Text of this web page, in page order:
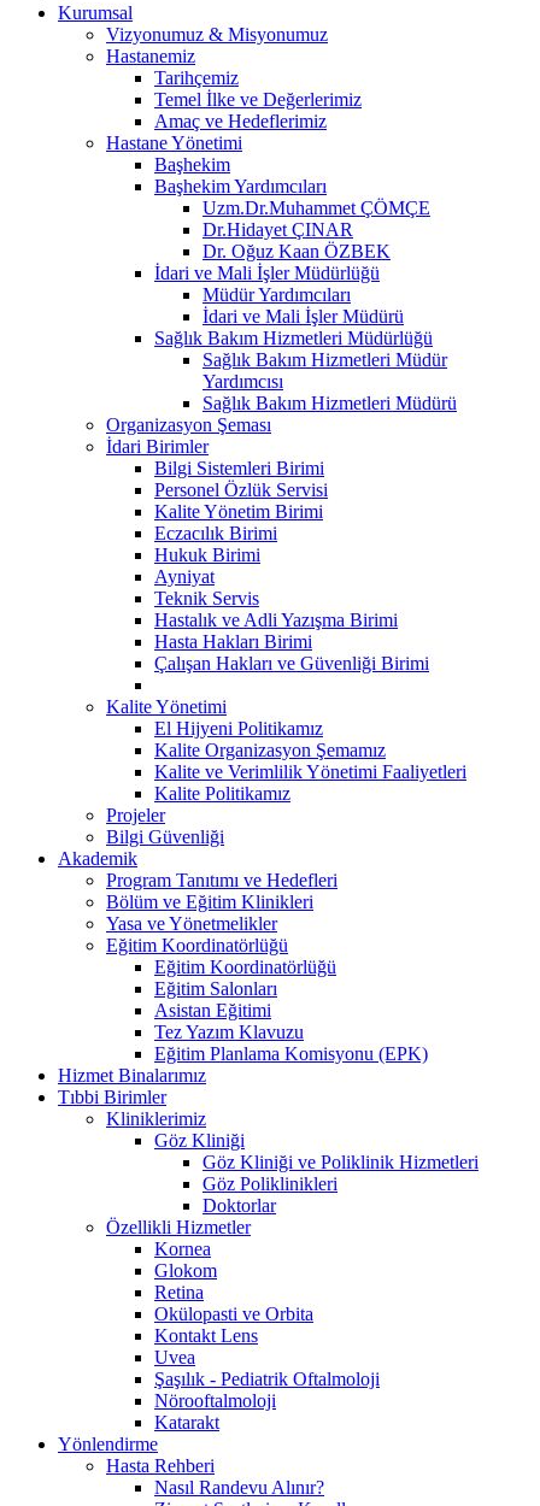
Kurumsal
Vizyonumuz & Misyonumuz
Hastanemiz
Tarihçemiz
Temel İlke ve Değerlerimiz
Amaç ve Hedeflerimiz
Hastane Yönetimi
Başhekim
Başhekim Yardımcıları
Uzm.Dr.Muhammet ÇÖMÇE
Dr.Hidayet ÇINAR
Dr. Oğuz Kaan ÖZBEK
İdari ve Mali İşler Müdürlüğü
Müdür Yardımcıları
İdari ve Mali İşler Müdürü
Sağlık Bakım Hizmetleri Müdürlüğü
Sağlık Bakım Hizmetleri Müdür
Yardımcısı
Sağlık Bakım Hizmetleri Müdürü
Organizasyon Şeması
İdari Birimler
Bilgi Sistemleri Birimi
Personel Özlük Servisi
Kalite Yönetim Birimi
Eczacılık Birimi
Hukuk Birimi
Ayniyat
Teknik Servis
Hastalık ve Adli Yazışma Birimi
Hasta Hakları Birimi
Çalışan Hakları ve Güvenliği Birimi
Kalite Yönetimi
El Hijyeni Politikamız
Kalite Organizasyon Şemamız
Kalite ve Verimlilik Yönetimi Faaliyetleri
Kalite Politikamız
Projeler
Bilgi Güvenliği
Akademik
Program Tanıtımı ve Hedefleri
Bölüm ve Eğitim Klinikleri
Yasa ve Yönetmelikler
Eğitim Koordinatörlüğü
Eğitim Koordinatörlüğü
Eğitim Salonları
Asistan Eğitimi
Tez Yazım Klavuzu
Eğitim Planlama Komisyonu (EPK)
Hizmet Binalarımız
Tıbbi Birimler
Kliniklerimiz
Göz Kliniği
Göz Kliniği ve Poliklinik Hizmetleri
Göz Poliklinikleri
Doktorlar
Özellikli Hizmetler
Kornea
Glokom
Retina
Okülopasti ve Orbita
Kontakt Lens
Uvea
Şaşılık - Pediatrik Oftalmoloji
Nörooftalmoloji
Katarakt
Yönlendirme
Hasta Rehberi
Nasıl Randevu Alınır?